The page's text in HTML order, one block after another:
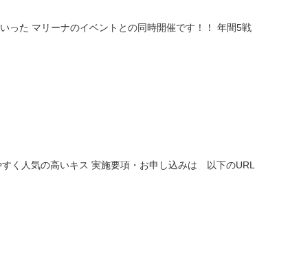
った マリーナのイベントとの同時開催です！！ 年間5戦
く人気の高いキス 実施要項・お申し込みは 以下のURL